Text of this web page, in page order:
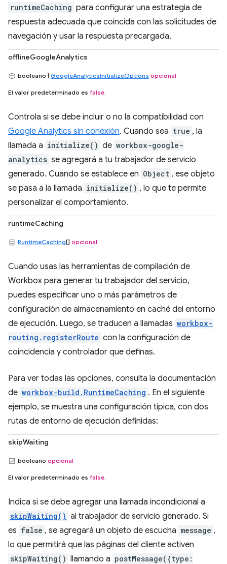
runtimeCaching para configurar una estrategia de
respuesta adecuada que coincida con las solicitudes de
navegación y usar la respuesta precargada.
offlineGoogleAnalytics
booleano | GoogleAnalyticsInitializeOptions opcional
El valor predeterminado es false.
Controla si se debe incluir o no la compatibilidad con
Google Analytics sin conexión. Cuando sea true , la
llamada a initialize() de workbox-google-
analytics se agregará a tu trabajador de servicio
generado. Cuando se establece en Object , ese objeto
se pasa a la llamada initialize() , lo que te permite
personalizar el comportamiento.
runtimeCaching
RuntimeCaching[] opcional
Cuando usas las herramientas de compilación de
Workbox para generar tu trabajador del servicio,
puedes especificar uno o más parámetros de
configuración de almacenamiento en caché del entorno
de ejecución. Luego, se traducen a llamadas workbox-
routing.registerRoute con la configuración de
coincidencia y controlador que definas.
Para ver todas las opciones, consulta la documentación
de workbox-build.RuntimeCaching . En el siguiente
ejemplo, se muestra una configuración típica, con dos
rutas de entorno de ejecución definidas:
skipWaiting
booleano opcional
El valor predeterminado es false.
Indica si se debe agregar una llamada incondicional a
skipWaiting() al trabajador de servicio generado. Si
es false , se agregará un objeto de escucha message ,
lo que permitirá que las páginas del cliente activen
skipWaiting() llamando a postMessage({type: